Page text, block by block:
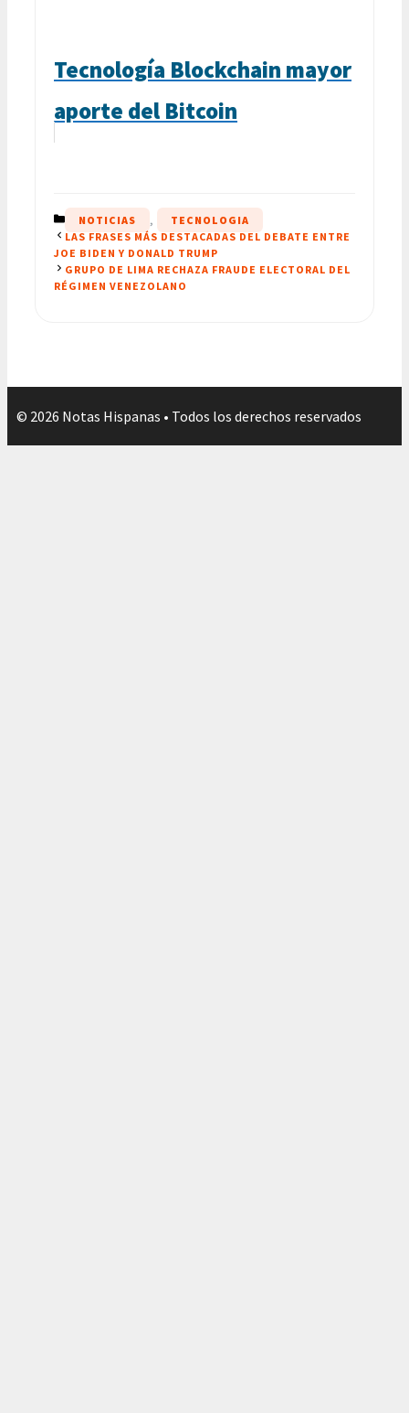
Tecnología Blockchain mayor
aporte del Bitcoin
CATEGORÍAS
NOTICIAS ,
TECNOLOGIA
LAS FRASES MÁS DESTACADAS DEL DEBATE ENTRE
JOE BIDEN Y DONALD TRUMP
GRUPO DE LIMA RECHAZA FRAUDE ELECTORAL DEL
RÉGIMEN VENEZOLANO
© 2026 Notas Hispanas • Todos los derechos reservados